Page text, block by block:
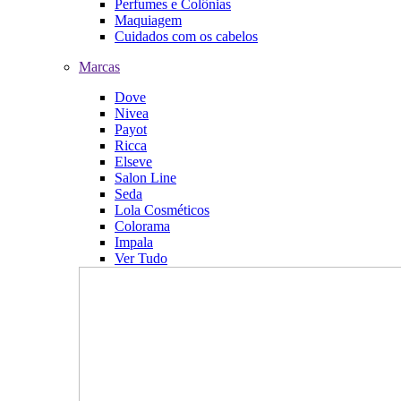
Perfumes e Colônias
Maquiagem
Cuidados com os cabelos
Marcas
Dove
Nivea
Payot
Ricca
Elseve
Salon Line
Seda
Lola Cosméticos
Colorama
Impala
Ver Tudo